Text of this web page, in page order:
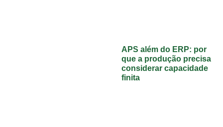
APS além do ERP: por
que a produção precisa
considerar capacidade
finita